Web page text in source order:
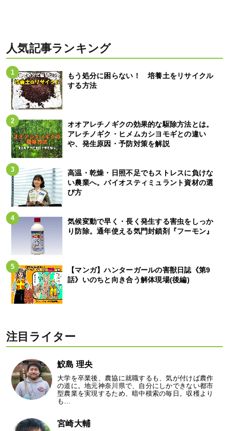
人気記事ランキング
もう処分に困らない！ 培養土をリサイクル
する方法
オオアレチノギクの効果的な駆除方法とは。
アレチノギク・ヒメムカシヨモギとの違い
や、発生原因・予防対策を解説
高温・乾燥・日照不足でもストレスに負けな
い農業へ。バイオスティミュラント資材の選
び方
気候変動で早く・長く発生する害虫をしっか
り防除。通年使える気門封鎖剤『フーモン』
【マンガ】ハンターガールの害獣日誌《第9
話》いのちと向き合う解体現場(後編)
注目ライター
鮫島 理央
大学を卒業後、農協に就職するも、気が付けば農作
の道に。地元神奈川県で、自分にしかできない都市
型農業を実現するため、暗中模索の毎日。収穫より
も…
宮崎大輔